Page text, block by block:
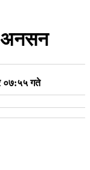
अनसन
०७:५५ गते